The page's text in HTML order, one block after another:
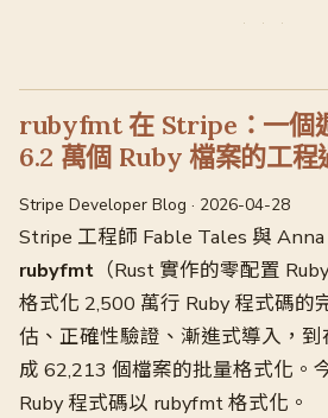
rubyfmt 在 Stripe：一個
6.2 萬個 Ruby 檔案的工程
Stripe Developer Blog · 2026-04-28
Stripe 工程師 Fable Tales 與
rubyfmt （Rust 實作的零配置
格式化 2,500 萬行 Ruby 程式碼的
估、正確性驗證、漸進式導入，
成 62,213 個檔案的批量格式化。
Ruby 程式碼以 rubyfmt 格式化。